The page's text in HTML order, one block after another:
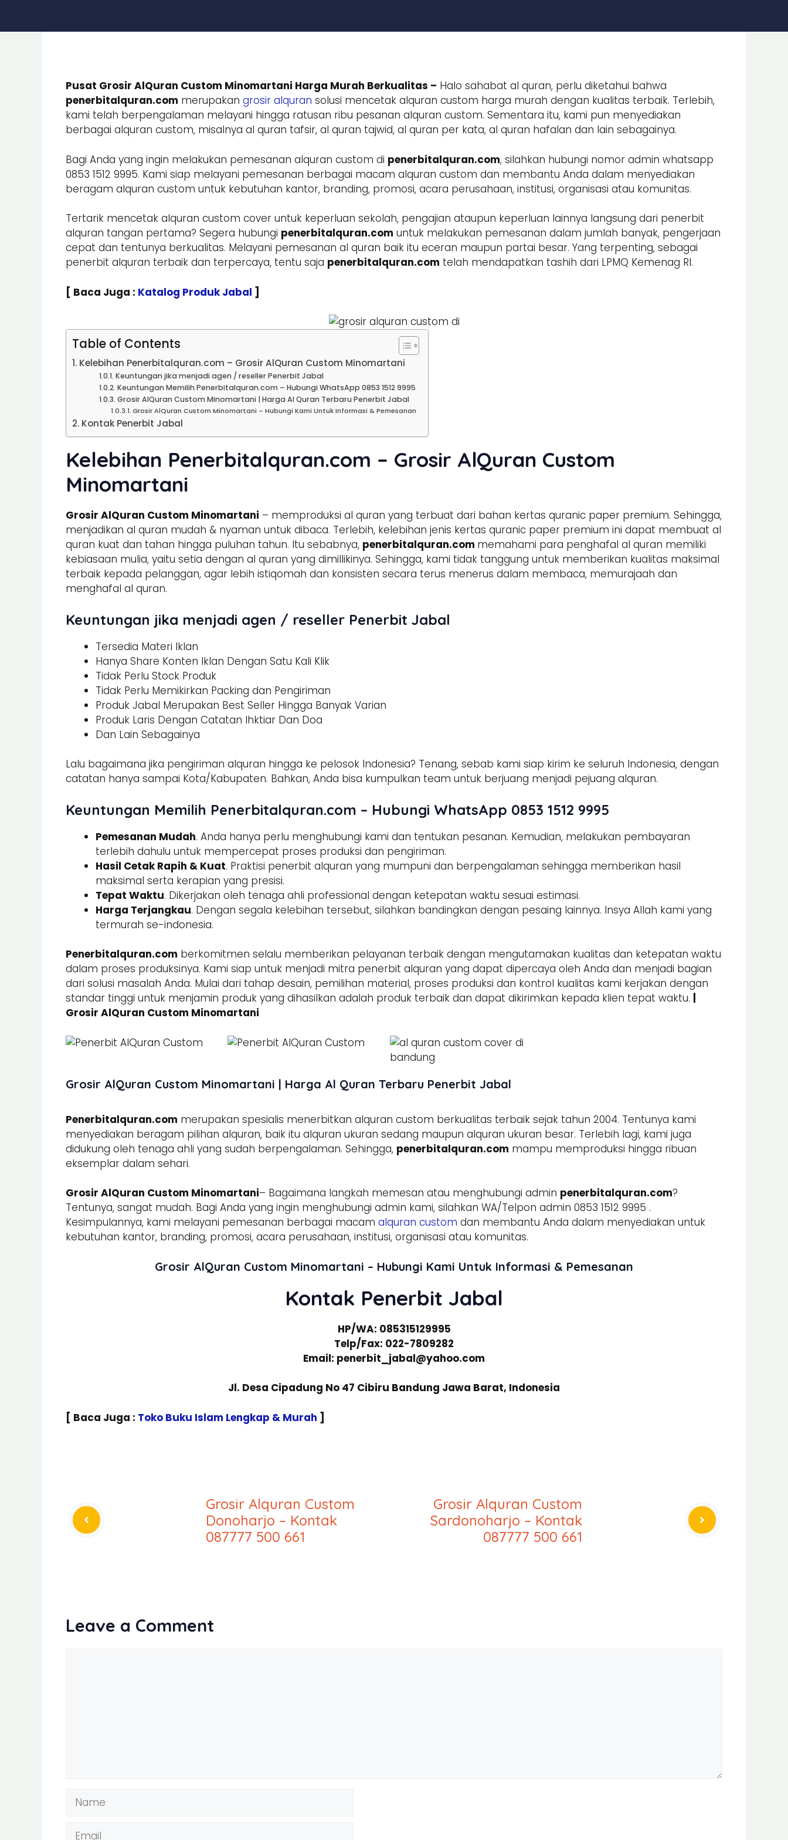
Pusat Grosir AlQuran Custom Minomartani Harga Murah Berkualitas – Halo sahabat al quran, perlu diketahui bahwa
penerbitalquran.com merupakan grosir alquran solusi mencetak alquran custom harga murah dengan kualitas terbaik. Terlebih,
kami telah berpengalaman melayani hingga ratusan ribu pesanan alquran custom. Sementara itu, kami pun menyediakan
berbagai alquran custom, misalnya al quran tafsir, al quran tajwid, al quran per kata, al quran hafalan dan lain sebagainya.
Bagi Anda yang ingin melakukan pemesanan alquran custom di penerbitalquran.com, silahkan hubungi nomor admin whatsapp
0853 1512 9995. Kami siap melayani pemesanan berbagai macam alquran custom dan membantu Anda dalam menyediakan
beragam alquran custom untuk kebutuhan kantor, branding, promosi, acara perusahaan, institusi, organisasi atau komunitas.
Tertarik mencetak alquran custom cover untuk keperluan sekolah, pengajian ataupun keperluan lainnya langsung dari penerbit
alquran tangan pertama? Segera hubungi penerbitalquran.com untuk melakukan pemesanan dalam jumlah banyak, pengerjaan
cepat dan tentunya berkualitas. Melayani pemesanan al quran baik itu eceran maupun partai besar. Yang terpenting, sebagai
penerbit alquran terbaik dan terpercaya, tentu saja penerbitalquran.com telah mendapatkan tashih dari LPMQ Kemenag RI.
[ Baca Juga : Katalog Produk Jabal ]
Table of Contents
Kelebihan Penerbitalquran.com – Grosir AlQuran Custom Minomartani
Keuntungan jika menjadi agen / reseller Penerbit Jabal
Keuntungan Memilih Penerbitalquran.com – Hubungi WhatsApp 0853 1512 9995
Grosir AlQuran Custom Minomartani | Harga Al Quran Terbaru Penerbit Jabal
Grosir AlQuran Custom Minomartani – Hubungi Kami Untuk Informasi & Pemesanan
Kontak Penerbit Jabal
Kelebihan Penerbitalquran.com – Grosir AlQuran Custom
Minomartani
Grosir AlQuran Custom Minomartani – memproduksi al quran yang terbuat dari bahan kertas quranic paper premium. Sehingga,
menjadikan al quran mudah & nyaman untuk dibaca. Terlebih, kelebihan jenis kertas quranic paper premium ini dapat membuat al
quran kuat dan tahan hingga puluhan tahun. Itu sebabnya, penerbitalquran.com memahami para penghafal al quran memiliki
kebiasaan mulia, yaitu setia dengan al quran yang dimillikinya. Sehingga, kami tidak tanggung untuk memberikan kualitas maksimal
terbaik kepada pelanggan, agar lebih istiqomah dan konsisten secara terus menerus dalam membaca, memurajaah dan
menghafal al quran.
Keuntungan jika menjadi agen / reseller Penerbit Jabal
Tersedia Materi Iklan
Hanya Share Konten Iklan Dengan Satu Kali Klik
Tidak Perlu Stock Produk
Tidak Perlu Memikirkan Packing dan Pengiriman
Produk Jabal Merupakan Best Seller Hingga Banyak Varian
Produk Laris Dengan Catatan Ihktiar Dan Doa
Dan Lain Sebagainya
Lalu bagaimana jika pengiriman alquran hingga ke pelosok Indonesia? Tenang, sebab kami siap kirim ke seluruh Indonesia, dengan
catatan hanya sampai Kota/Kabupaten. Bahkan, Anda bisa kumpulkan team untuk berjuang menjadi pejuang alquran.
Keuntungan Memilih Penerbitalquran.com – Hubungi WhatsApp 0853 1512 9995
Pemesanan Mudah. Anda hanya perlu menghubungi kami dan tentukan pesanan. Kemudian, melakukan pembayaran
terlebih dahulu untuk mempercepat proses produksi dan pengiriman.
Hasil Cetak Rapih & Kuat. Praktisi penerbit alquran yang mumpuni dan berpengalaman sehingga memberikan hasil
maksimal serta kerapian yang presisi.
Tepat Waktu. Dikerjakan oleh tenaga ahli professional dengan ketepatan waktu sesuai estimasi.
Harga Terjangkau. Dengan segala kelebihan tersebut, silahkan bandingkan dengan pesaing lainnya. Insya Allah kami yang
termurah se-indonesia.
Penerbitalquran.com berkomitmen selalu memberikan pelayanan terbaik dengan mengutamakan kualitas dan ketepatan waktu
dalam proses produksinya. Kami siap untuk menjadi mitra penerbit alquran yang dapat dipercaya oleh Anda dan menjadi bagian
dari solusi masalah Anda. Mulai dari tahap desain, pemilihan material, proses produksi dan kontrol kualitas kami kerjakan dengan
standar tinggi untuk menjamin produk yang dihasilkan adalah produk terbaik dan dapat dikirimkan kepada klien tepat waktu.
Grosir AlQuran Custom Minomartani
Grosir AlQuran Custom Minomartani | Harga Al Quran Terbaru Penerbit Jabal
Penerbitalquran.com merupakan spesialis menerbitkan alquran custom berkualitas terbaik sejak tahun 2004. Tentunya kami
menyediakan beragam pilihan alquran, baik itu alquran ukuran sedang maupun alquran ukuran besar. Terlebih lagi, kami juga
didukung oleh tenaga ahli yang sudah berpengalaman. Sehingga, penerbitalquran.com mampu memproduksi hingga ribuan
eksemplar dalam sehari.
Grosir AlQuran Custom Minomartani– Bagaimana langkah memesan atau menghubungi admin penerbitalquran.com?
Tentunya, sangat mudah. Bagi Anda yang ingin menghubungi admin kami, silahkan WA/Telpon admin 0853 1512 9995 .
Kesimpulannya, kami melayani pemesanan berbagai macam alquran custom dan membantu Anda dalam menyediakan untuk
kebutuhan kantor, branding, promosi, acara perusahaan, institusi, organisasi atau komunitas.
Grosir AlQuran Custom Minomartani – Hubungi Kami Untuk Informasi & Pemesanan
Kontak Penerbit Jabal
HP/WA: 085315129995
Telp/Fax: 022-7809282
Email: penerbit_jabal@yahoo.com
Jl. Desa Cipadung No 47 Cibiru Bandung Jawa Barat, Indonesia
[ Baca Juga : Toko Buku Islam Lengkap & Murah ]
Grosir Alquran Custom
Donoharjo – Kontak
087777 500 661
Grosir Alquran Custom
Sardonoharjo – Kontak
087777 500 661
Leave a Comment
Name
Email